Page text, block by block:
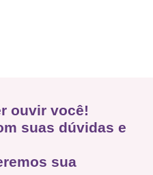
ouvir você!
suas dúvidas e
sua